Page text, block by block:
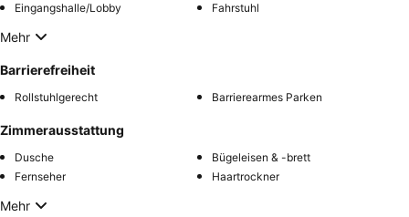
Eingangshalle/Lobby
Fahrstuhl
Mehr
Barrierefreiheit
Rollstuhlgerecht Barrierearmes Parken
Zimmerausstattung
Dusche
Bügeleisen & -brett
Fernseher
Haartrockner
Mehr